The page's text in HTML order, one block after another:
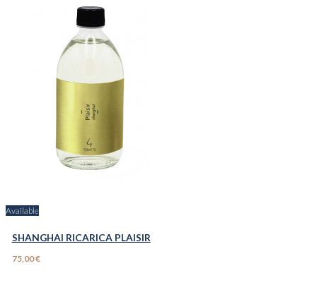
Available
SHANGHAI RICARICA PLAISIR
75,00 €